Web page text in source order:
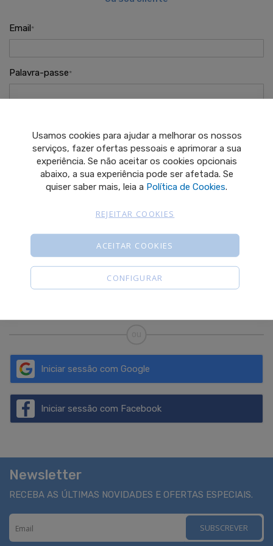
Usamos cookies para ajudar a melhorar os nossos
serviços, fazer ofertas pessoais e aprimorar a sua
experiência. Se não aceitar os cookies opcionais
abaixo, a sua experiência pode ser afetada. Se
quiser saber mais, leia a Política de Cookies.
ACEITAR COOKIES
CONFIGURAR
REJEITAR COOKIES
Email
Palavra-passe
INICIAR SESSÃO
Novo Cliente
Criar uma conta oferece muitas vantagens:
• acompanhar o histórico da encomenda
• seguir encomendas e muito mais!
Iniciar sessão com Google
Iniciar sessão com Facebook
Newsletter
RECEBA AS ÚLTIMAS NOVIDADES E OFERTAS ESPECIAIS.
SUBSCREVER